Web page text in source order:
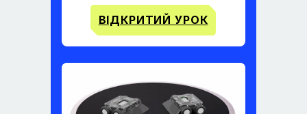
ВІДКРИТИЙ УРОК